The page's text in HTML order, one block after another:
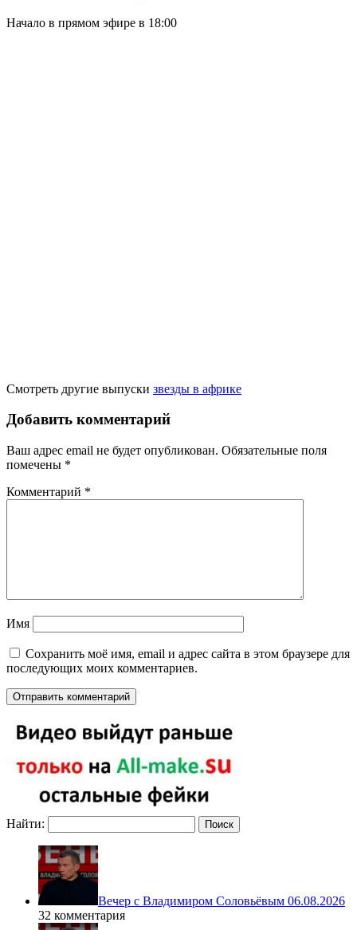
Начало в прямом эфире в 18:00
Смотреть другие выпуски звезды в африке
Добавить комментарий
Ваш адрес email не будет опубликован. Обязательные поля
помечены *
Комментарий *
Имя
Сохранить моё имя, email и адрес сайта в этом браузере для
последующих моих комментариев.
Найти:
Вечер с Владимиром Соловьёвым 06.08.2026
32 комментария